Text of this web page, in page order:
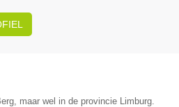
maar wel in de provincie Limburg.